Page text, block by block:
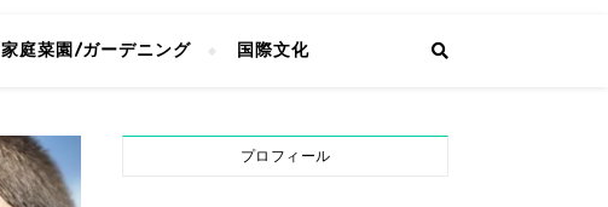
家庭菜園/ガーデニング 国際文化
プロフィール